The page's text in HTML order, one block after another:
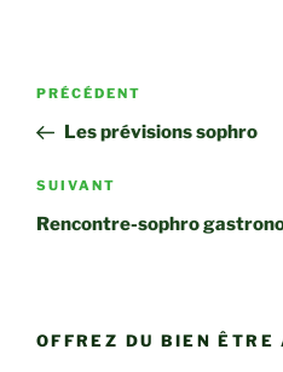
Navigation
l’article
Article
précédent
PRÉCÉDENT
Les prévisions sophro
Article
suivant
SUIVANT
Rencontre-sophro
OFFREZ DU BIEN ÊTRE